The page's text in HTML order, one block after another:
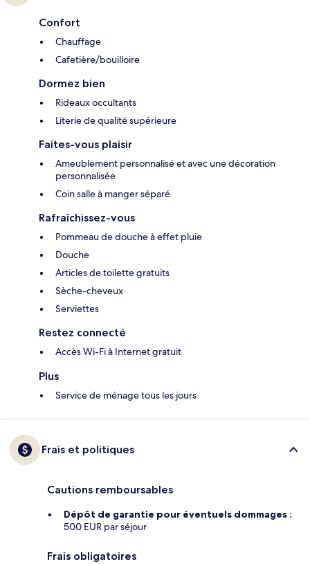
Confort
Chauffage
Cafetière/bouilloire
Dormez bien
Rideaux occultants
Literie de qualité supérieure
Faites-vous plaisir
Ameublement personnalisé et avec une décoration
personnalisée
Coin salle à manger séparé
Rafraîchissez-vous
Pommeau de douche à effet pluie
Douche
Articles de toilette gratuits
Sèche-cheveux
Serviettes
Restez connecté
Accès Wi-Fi à Internet gratuit
Plus
Service de ménage tous les jours
Frais et politiques
Cautions remboursables
Dépôt de garantie pour éventuels dommages :
500 EUR par séjour
Frais obligatoires